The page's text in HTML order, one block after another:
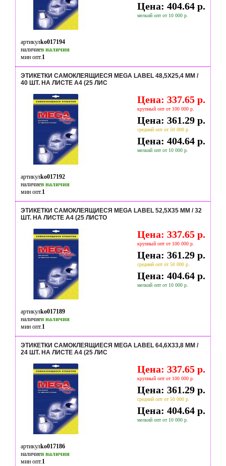
Цена: 404.64 р.
мелкий опт от 10 000 р.
артикулko017194
наличиев наличии
мин опт.1
ЭТИКЕТКИ САМОКЛЕЯЩИЕСЯ MEGA LABEL 48,5Х25,4 ММ /
40 ШТ. НА ЛИСТЕ А4 (25 ЛИС
Цена: 337.65 р.
крупный опт от 100 000 р.
Цена: 361.29 р.
средний опт от 50 000 р.
Цена: 404.64 р.
мелкий опт от 10 000 р.
артикулko017192
наличиев наличии
мин опт.1
ЭТИКЕТКИ САМОКЛЕЯЩИЕСЯ MEGA LABEL 52,5Х35 ММ / 32
ШТ. НА ЛИСТЕ А4 (25 ЛИСТО
Цена: 337.65 р.
крупный опт от 100 000 р.
Цена: 361.29 р.
средний опт от 50 000 р.
Цена: 404.64 р.
мелкий опт от 10 000 р.
артикулko017189
наличиев наличии
мин опт.1
ЭТИКЕТКИ САМОКЛЕЯЩИЕСЯ MEGA LABEL 64,6Х33,8 ММ /
24 ШТ. НА ЛИСТЕ А4 (25 ЛИС
Цена: 337.65 р.
крупный опт от 100 000 р.
Цена: 361.29 р.
средний опт от 50 000 р.
Цена: 404.64 р.
мелкий опт от 10 000 р.
артикулko017186
наличиев наличии
мин опт.1